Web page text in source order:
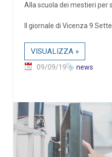
Alla scuola dei mestieri per
Il giornale di Vicenza 9
VISUALIZZA »
09/09/19 news